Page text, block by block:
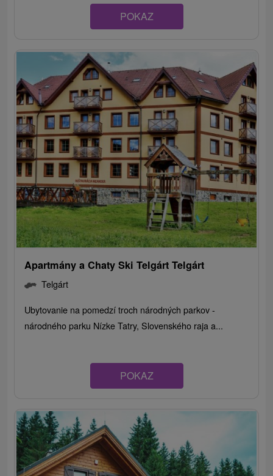
POKAZ
Apartmány a Chaty Ski Telgárt Telgárt
Telgárt
Ubytovanie na pomedzí troch národných parkov -
národného parku Nízke Tatry, Slovenského raja a...
POKAZ